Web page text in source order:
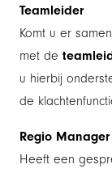
Teamleider
Komt u er
met de
u hierbij
de
Regio Manager
Heeft een